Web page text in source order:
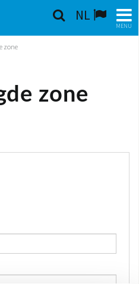
NL
MENU
zone
zone